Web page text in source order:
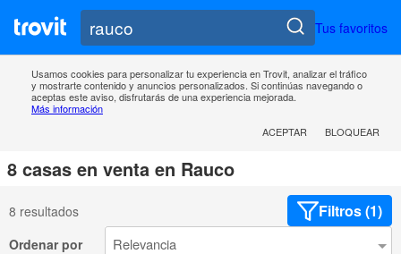
Tus favoritos
Usamos cookies para personalizar tu experiencia en Trovit, analizar el tráfico
y mostrarte contenido y anuncios personalizados. Si continúas navegando o
aceptas este aviso, disfrutarás de una experiencia mejorada.
Más información
ACEPTAR
BLOQUEAR
8 casas en venta en Rauco
8 resultados Filtros (1)
Ordenar por